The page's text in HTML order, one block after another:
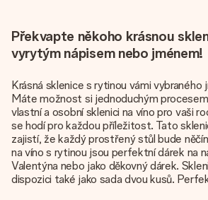
Překvapte někoho krásnou
vyrytým nápisem nebo jménem!
Krásná sklenice s rytinou vámi
Máte možnost si jednoduchým
vlastní a osobní sklenici na víno pro vaši
se hodí pro každou příležitost. Tato
zajistí, že každý prostřený stůl bude
na víno s rytinou jsou perfektní dárek na
Valentýna nebo jako děkovný dárek.
dispozici také jako sada dvou kusů.